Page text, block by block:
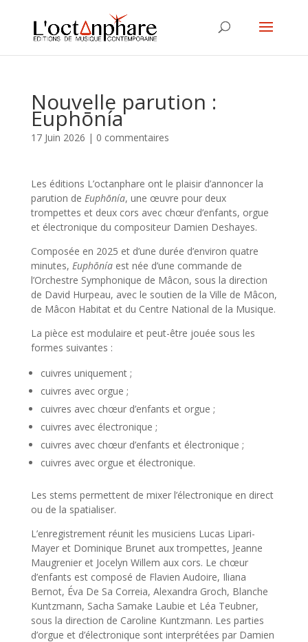
Nouvelle parution :
Euphōnía
17 Juin 2026 | 0 commentaires
Les éditions L’octanphare ont le plaisir d’annoncer la
parution de Euphōnía, une œuvre pour deux
trompettes et deux cors avec chœur d’enfants, orgue
et électronique du compositeur Damien Deshayes.
Composée en 2025 et d’une durée d’environ quatre
minutes, Euphōníaest née d’une commande de
l’Orchestre Symphonique de Mâcon, sous la direction
de David Hurpeau, avec le soutien de la Ville de Mâcon,
de Mâcon Habitat et du Centre National de la Musique.
La pièce est modulaire et peut-être jouée sous les
formes suivantes :
cuivres uniquement ;
cuivres avec orgue ;
cuivres avec chœur d’enfants et orgue ;
cuivres avec électronique ;
cuivres avec chœur d’enfants et électronique ;
cuivres avec orgue et électronique.
Les stems permettent de mixer l’électronique en direct
ou de la spatialiser.
L’enregistrement réunit les musiciens Lucas Lipari-
Mayer et Dominique Brunet aux trompettes, Jeanne
Maugrenier et Jocelyn Willem aux cors. Le chœur
d’enfants est composé de Flavien Audoire, Iliana
Bernot, Éva De Sa Correia, Alexandra Groch, Blanche
Kuntzmann, Sacha Samake Laubie et Léa Teubner,
sous la direction de Caroline Kuntzmann. Les parties
d’orgue et d’électronique sont interprétées par Damien